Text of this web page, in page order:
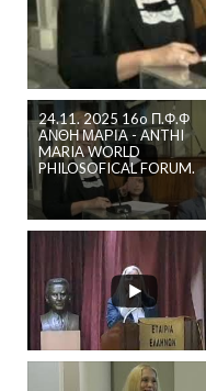
24.11. 2025 16o Π.Φ.Φ
ΑΝΘΗ ΜΑΡΙΑ - ANTHI
MARIA WORLD
PHILOSOFICAL FORUM.